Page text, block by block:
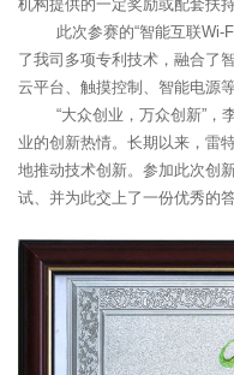
机构提供的一定奖励或配套扶持
此次参赛的“智能互联Wi-Fi
了我司多项专利技术，融合了
云平台、触摸控制、智能电源
“大众创业，万众创新”，李
业的创新热情。长期以来，雷
地推动技术创新。参加此次创
试、并为此交上了一份优秀的答